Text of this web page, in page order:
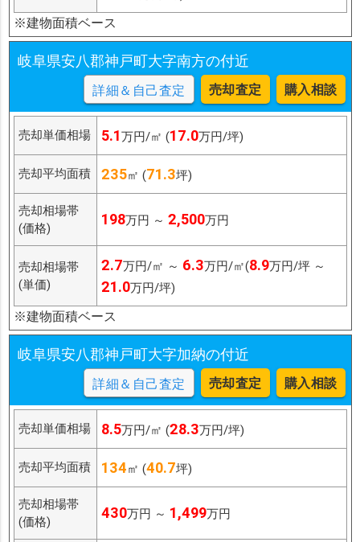
※建物面積ベース
岐阜県安八郡神戸町大字南方の付近
詳細＆自己査定 売却査定 購入相談
売却単価相場 5.1万円/㎡ (17.0万円/坪)
売却平均面積 235㎡ (71.3坪)
売却相場帯
(価格)
198万円 ～ 2,500万円
売却相場帯
(単価)
2.7万円/㎡ ～ 6.3万円/㎡(8.9万円/坪 ～
21.0万円/坪)
※建物面積ベース
岐阜県安八郡神戸町大字加納の付近
詳細＆自己査定 売却査定 購入相談
売却単価相場 8.5万円/㎡ (28.3万円/坪)
売却平均面積 134㎡ (40.7坪)
売却相場帯
(価格)
430万円 ～ 1,499万円